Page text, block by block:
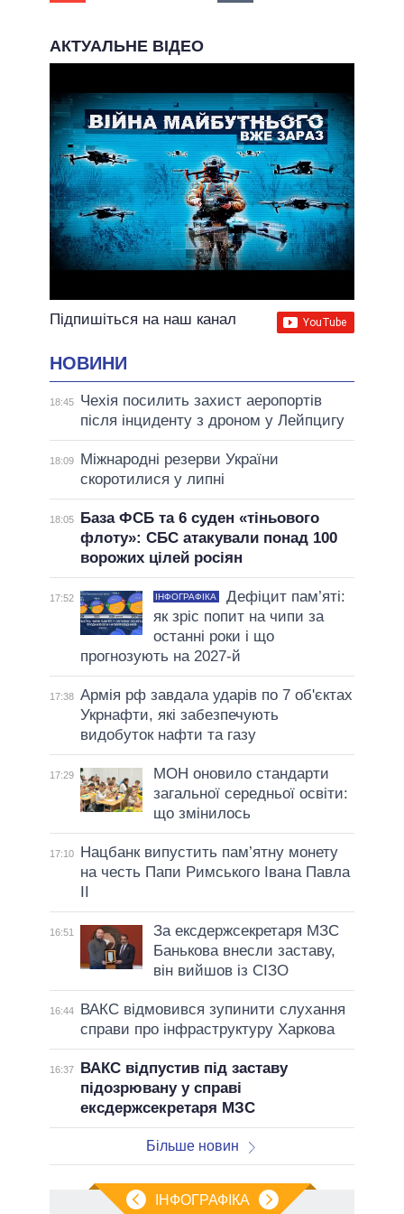
АКТУАЛЬНЕ ВІДЕО
Підпишіться на наш канал
НОВИНИ
18:45
Чехія посилить захист аеропортів
після інциденту з дроном у Лейпцигу
18:09
Міжнародні резерви України
скоротилися у липні
18:05
База ФСБ та 6 суден «тіньового
флоту»: СБС атакували понад 100
ворожих цілей росіян
17:52 ІНФОГРАФІКА
Дефіцит пам’яті:
як зріс попит на чипи за
останні роки і що
прогнозують на 2027-й
17:38 Армія рф завдала ударів по 7 об'єктах
Укрнафти, які забезпечують
видобуток нафти та газу
17:29
МОН оновило стандарти
загальної середньої освіти:
що змінилось
17:10
Нацбанк випустить пам’ятну монету
на честь Папи Римського Івана Павла
II
16:51
За ексдержсекретаря МЗС
Банькова внесли заставу,
він вийшов із СІЗО
16:44
ВАКС відмовився зупинити слухання
справи про інфраструктуру Харкова
16:37
ВАКС відпустив під заставу
підозрювану у справі
ексдержсекретаря МЗС
Більше новин
ІНФОГРАФІКА